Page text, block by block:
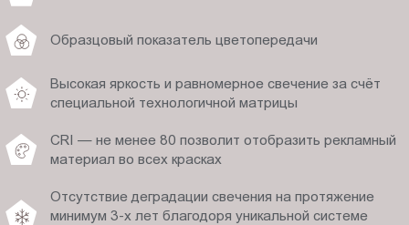
Образцовый показатель цветопередачи
Высокая яркость и равномерное свечение за счёт
специальной технологичной матрицы
CRI — не менее 80 позволит отобразить рекламный
материал во всех красках
Отсутствие деградации свечения на протяжение
минимум 3-х лет благодоря уникальной системе